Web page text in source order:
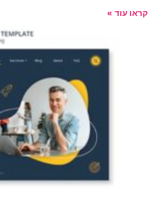
קראו עוד »